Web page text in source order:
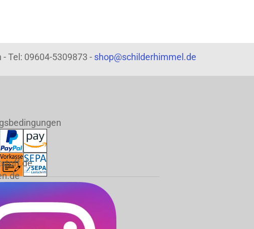
Tel: 09604-5309873 - shop@schilderhimmel.de